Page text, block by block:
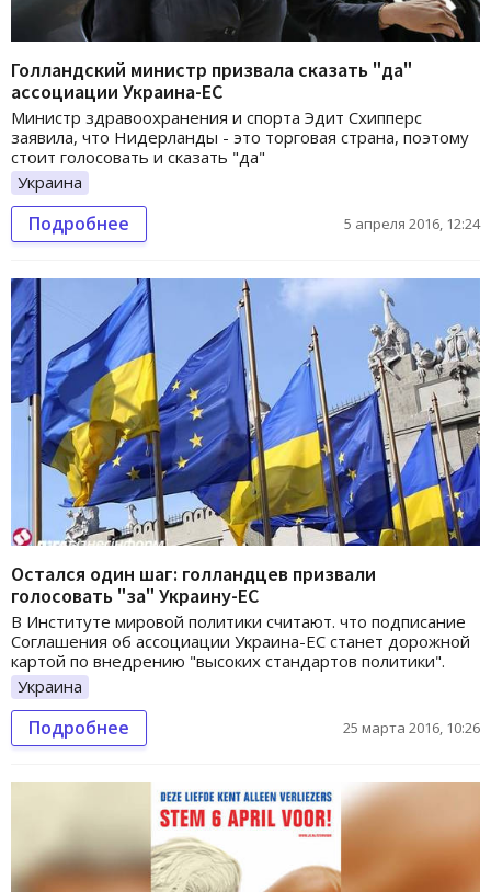
Голландский министр призвала сказать "да"
ассоциации Украина-ЕС
Министр здравоохранения и спорта Эдит Схипперс
заявила, что Нидерланды - это торговая страна, поэтому
стоит голосовать и сказать "да"
Украина
Подробнее 5 апреля 2016, 12:24
Остался один шаг: голландцев призвали
голосовать "за" Украину-ЕС
В Институте мировой политики считают. что подписание
Соглашения об ассоциации Украина-ЕС станет дорожной
картой по внедрению "высоких стандартов политики".
Украина
Подробнее 25 марта 2016, 10:26